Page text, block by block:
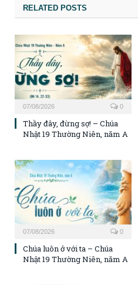
RELATED POSTS
07/08/2026 0
Thầy đây, đừng sợ! – Chúa
Nhật 19 Thường Niên, năm A
07/08/2026 0
Chúa luôn ở với ta – Chúa
Nhật 19 Thường Niên, năm A